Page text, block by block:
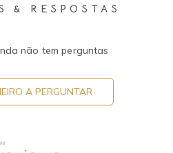
& RESPOSTAS
não tem perguntas
A PERGUNTAR